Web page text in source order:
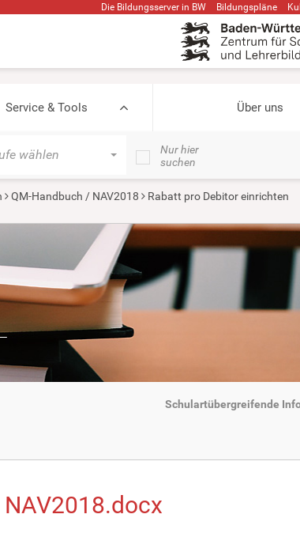
Die Bildungsserver in BW Bildungspläne
Service & Tools Über uns
wählen
Nur hier
suchen
QM-Handbuch / NAV2018
Rabatt pro Debitor einrichten
Schulartübergreifende